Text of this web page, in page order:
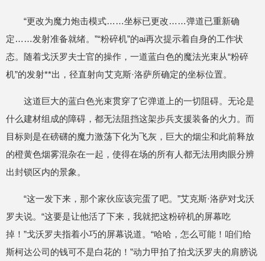
“更改为魔力炮击模式……坐标已更改……弹道已重新确
定……发射准备就绪。”“粉碎机”的ai再次提示着自身的工作状
态。随着戈沃罗夫士官的操作，一道蓝白色的魔法光束从“粉碎
机”的发射**出，径直射向艾克斯·洛萨所确定的坐标位置。
这道巨大的蓝白色光束贯穿了它弹道上的一切阻碍。无论是
什么建材组成的障碍，都无法阻挡这架步兵支援装备的火力。而
目标则是在磅礴的魔力激荡下化为飞灰，巨大的烟尘和此前释放
的橙黄色烟雾混杂在一起，使得在场的所有人都无法用肉眼分辨
出封锁区内的景象。
“这一发下来，那个家伙应该完蛋了吧。”艾克斯·洛萨对戈沃
罗夫说。“这要是让他活了下来，我就把这粉碎机的屏幕吃
掉！”戈沃罗夫指着小巧的屏幕说道。“哈哈，怎么可能！咱们给
斯柯达公司的钱可不是白花的！”动力甲拍了拍戈沃罗夫的肩膀说